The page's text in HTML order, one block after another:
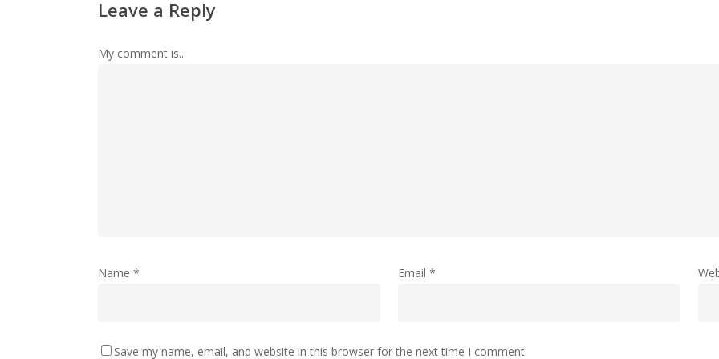
Leave a Reply
My comment is..
Name * Email *
Save my name, email, and website in this browser for the next time I comment.